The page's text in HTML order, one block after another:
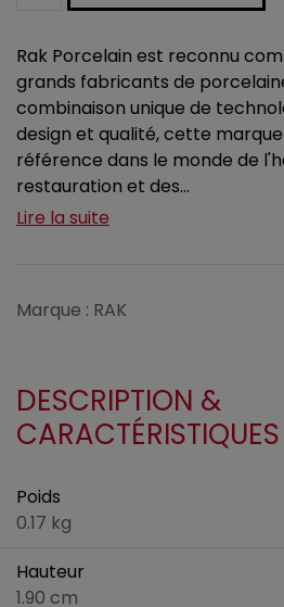
Rak Porcelain est reconnu
grands fabricants de
combinaison unique de
design et qualité, cette
référence dans le monde de
restauration et des...
Lire la suite
Marque : RAK
DESCRIPTION &
Poids
0.17 kg
Hauteur
1.90 cm